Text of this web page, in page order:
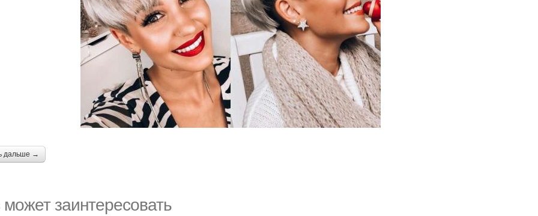
дальше →
заинтересовать